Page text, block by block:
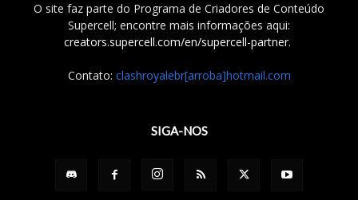
O site faz parte do Programa de Criadores de Conteúdo
Supercell; encontre mais informações aqui:
creators.supercell.com/en/supercell-partner.
Contato: clashroyalebr[arroba]hotmail.com
SIGA-NOS